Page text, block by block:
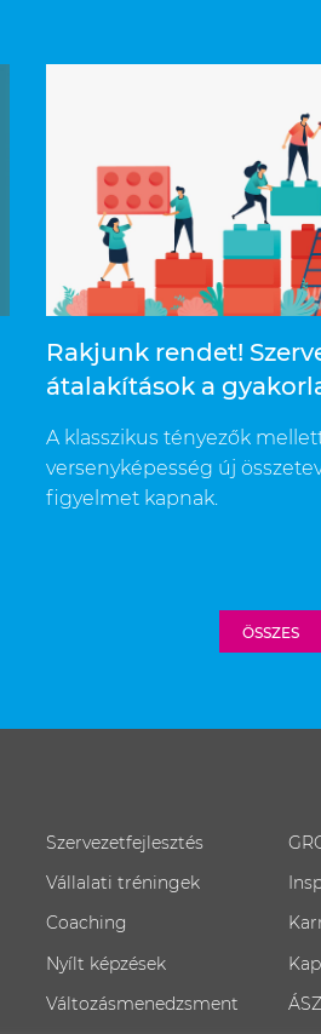
Rakjunk rendet!
átalakítások a
A klasszikus tényezők
versenyképesség új
figyelmet kapnak.
ÖSSZES
Szervezetfejlesztés
Vállalati tréningek
Coaching
Nyílt képzések
Változásmenedzsment